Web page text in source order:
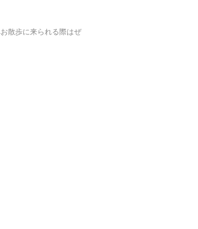
散歩に来られる際はぜ